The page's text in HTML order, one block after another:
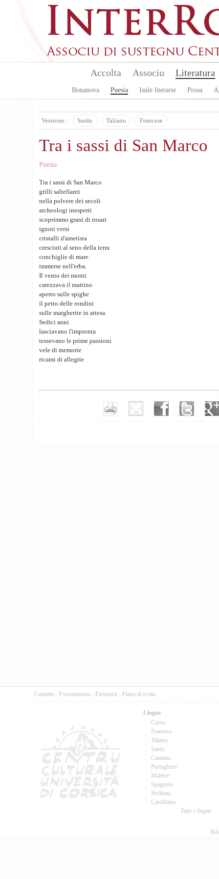
Accolta Associu Literatura
Bonanova Puesia Isule literarie Prosa
Versione : Sardu Talianu Francese
Tra i sassi di San Marco
Puesia
Tra i sassi di San Marco
grilli saltellanti
nella polvere dei secoli
archeologi inesperti
scoprimmo grani di rosari
ignoti versi
cristalli d'ametista
cresciuti al seno della terra
conchiglie di mare
immerse nell'erba.
Il vento dei monti
carezzava il mattino
aperto sulle spighe
il petto delle rondini
sulle margherite in attesa.
Sedici anni
lasciavano l'impronta
tessevano le prime passioni
vele di memorie
ricami di allegrie
Cuntattu - Presentazione - Partenarii - Pianu di u situ
Lingue
Corsu
Francese
Talianu
Sardu
Catalanu
Purtughese
Maltese
Spagnolu
Sicilianu
Castillianu
Tutte e lingue